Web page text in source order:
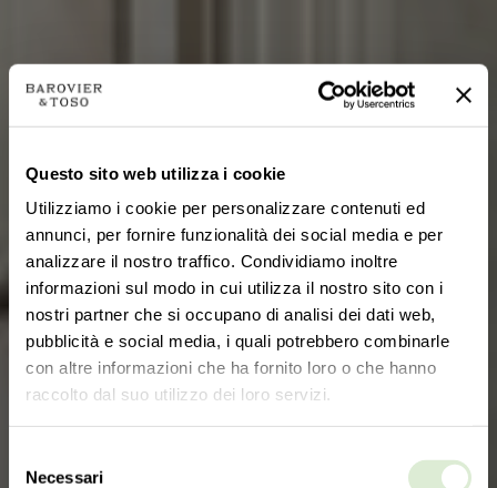
Questo sito web utilizza i cookie
Utilizziamo i cookie per personalizzare contenuti ed
annunci, per fornire funzionalità dei social media e per
analizzare il nostro traffico. Condividiamo inoltre
informazioni sul modo in cui utilizza il nostro sito con i
nostri partner che si occupano di analisi dei dati web,
pubblicità e social media, i quali potrebbero combinarle
con altre informazioni che ha fornito loro o che hanno
raccolto dal suo utilizzo dei loro servizi.
delNecessari